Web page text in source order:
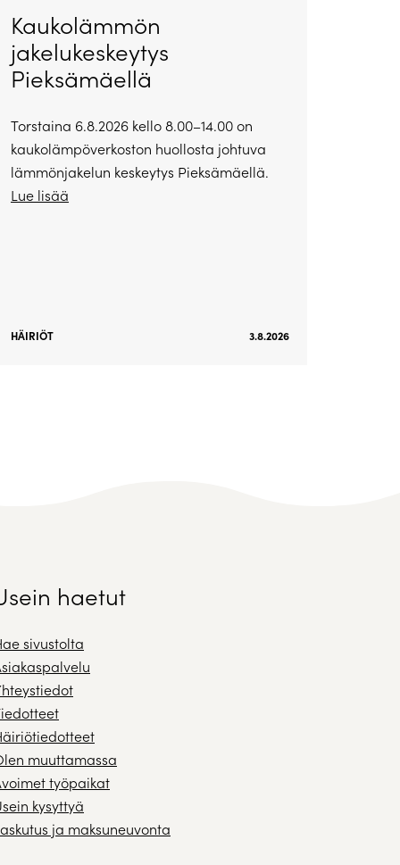
Kaukolämmön
jakelukeskeytys
Pieksämäellä
Torstaina 6.8.2026 kello 8.00–14.00 on
kaukolämpöverkoston huollosta johtuva
lämmönjakelun keskeytys Pieksämäellä.
Lue lisää
HÄIRIÖT 3.8.2026
haetut
sivustolta
muuttamassa
työpaikat
kysyttyä
ja maksuneuvonta